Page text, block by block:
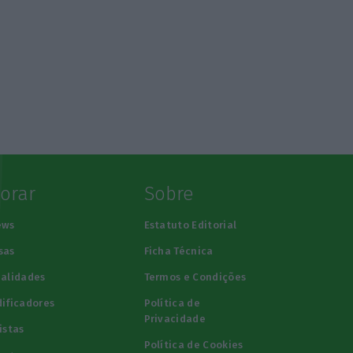
Sobre
Estatuto Editorial
Ficha Técnica
Termos e Condições
Política de
Privacidade
Política de Cookies